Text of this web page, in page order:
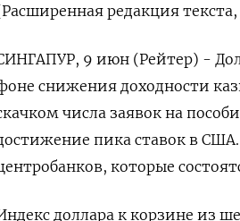
редакция
9 июн (Рейтер) -
снижения доходности
числа заявок на
пика ставок в
которые
доллара к корзине из